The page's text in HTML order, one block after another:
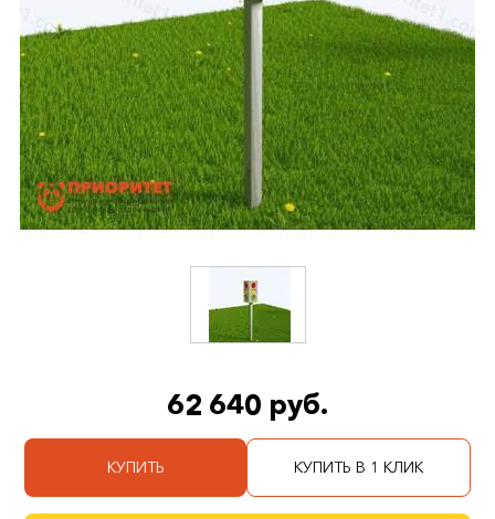
62 640 руб.
КУПИТЬ КУПИТЬ В 1 КЛИК